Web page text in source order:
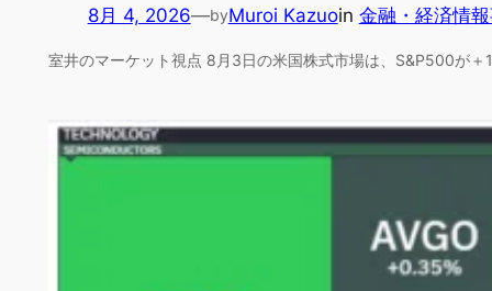
8月 4, 2026—byMuroi Kazuoin 金融・経済情
室井のマーケット視点 8月3日の米国株式市場は、S&P500が